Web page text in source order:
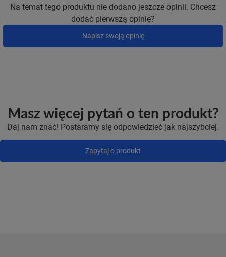
Na temat tego produktu nie dodano jeszcze opinii. Chcesz
dodać pierwszą opinię?
Napisz swoją opinię
Masz więcej pytań o ten produkt?
Daj nam znać! Postaramy się odpowiedzieć jak najszybciej.
Zapytaj o produkt